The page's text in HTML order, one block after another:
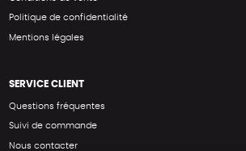
Politique de confidentialité
Mentions légales
SERVICE CLIENT
Questions fréquentes
Suivi de commande
Nous contacter